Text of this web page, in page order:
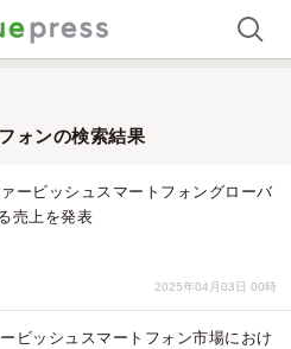
ォンの検索結果
ービッシュスマートフォングローバ
売上を発表
2025年04月03日 00時
ビッシュスマートフォン市場におけ